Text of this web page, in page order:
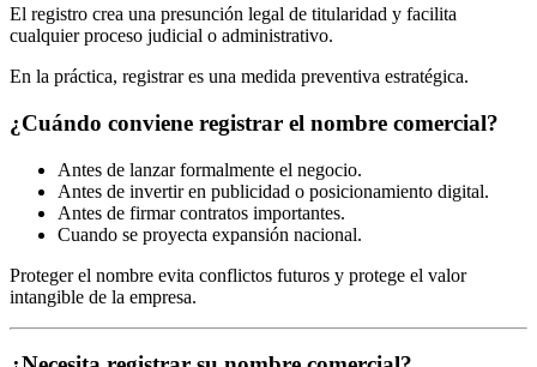
El registro crea una presunción legal de titularidad y facilita
cualquier proceso judicial o administrativo.
En la práctica, registrar es una medida preventiva estratégica.
¿Cuándo conviene registrar el nombre comercial?
Antes de lanzar formalmente el negocio.
Antes de invertir en publicidad o posicionamiento digital.
Antes de firmar contratos importantes.
Cuando se proyecta expansión nacional.
Proteger el nombre evita conflictos futuros y protege el valor
intangible de la empresa.